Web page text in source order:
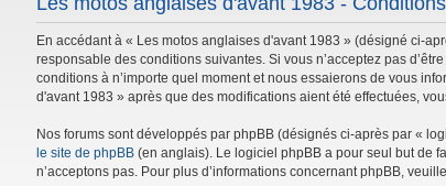
En accédant à « Les motos anglaises d'avant 1983 » (désigné ci-
responsable des conditions suivantes. Si vous n’acceptez pas
conditions à n’importe quel moment et nous essaierons de vous
d'avant 1983 » après que des modifications aient été effectuées,
Nos forums sont développés par phpBB (désignés ci-après par «
le site de phpBB (en anglais). Le logiciel phpBB a pour seul but de
n’acceptons pas. Pour plus d’informations concernant phpBB,